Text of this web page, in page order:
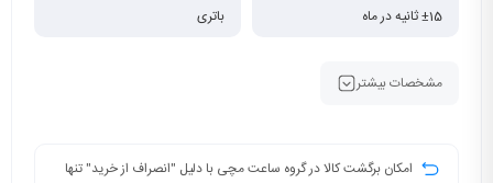
±15 ثانیه در ماه
باتری
مشخصات بیشتر
امکان برگشت کالا در گروه ساعت مچی با دلیل "انصراف از خرید" تنها